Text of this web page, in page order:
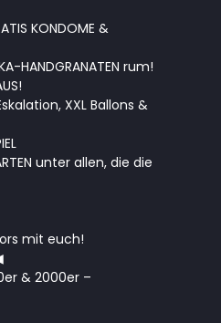
KONDOME &
HANDGRANATEN rum!
XXL Ballons &
unter allen, die die
mit euch!
& 2000er –